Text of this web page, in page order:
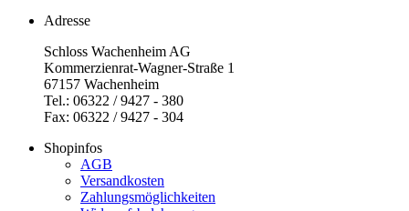
Adresse
Schloss Wachenheim AG
Kommerzienrat-Wagner-Straße 1
67157 Wachenheim
Tel.: 06322 / 9427 - 380
Fax: 06322 / 9427 - 304
Shopinfos
AGB
Versandkosten
Zahlungsmöglichkeiten